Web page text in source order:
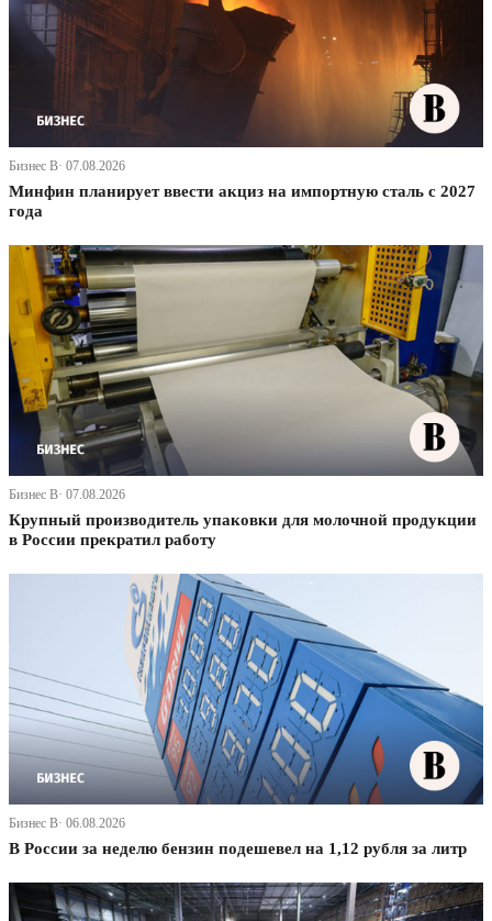
Бизнес В· 07.08.2026
Минфин планирует ввести акциз на импортную сталь с 2027
года
Бизнес В· 07.08.2026
Крупный производитель упаковки для молочной продукции
в России прекратил работу
Бизнес В· 06.08.2026
В России за неделю бензин подешевел на 1,12 рубля за литр